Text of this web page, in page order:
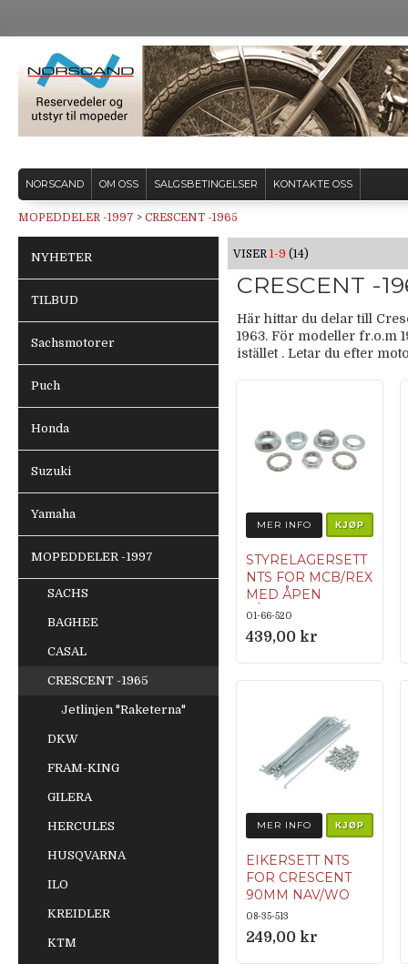
NORSCAND OM OSS SALGSBETINGELSER KONTAKTE OSS
MOPEDDELER -1997 > CRESCENT -1965
NYHETER
TILBUD
Sachsmotorer
Puch
Honda
Suzuki
Yamaha
MOPEDDELER -1997
SACHS
BAGHEE
CASAL
CRESCENT -1965
Jetlinjen "Raketerna"
DKW
FRAM-KING
GILERA
HERCULES
HUSQVARNA
ILO
KREIDLER
KTM
VISER 1-9 (14)
CRESCENT -
Här hittar du delar till
1963. För modeller fr.o.m
istället . Letar du efter
MER INFO KJØP
STYRELAGERSETT
NTS FOR MCB/REX
MED ÅPEN
LÅSEMUTTER
01-66-520
439,00 kr
MER INFO KJØP
EIKERSETT NTS
FOR CRESCENT
90MM NAV/WO
1,20×19″
Originalnumme
08-35-513
249,00 kr